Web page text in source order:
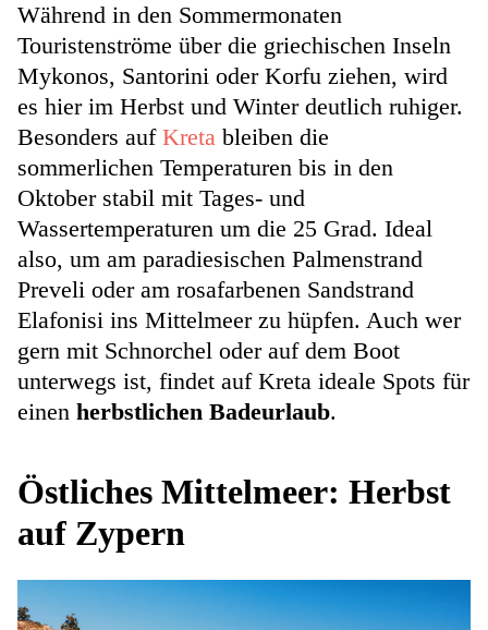
Während in den Sommermonaten
Touristenströme über die griechischen Inseln
Mykonos, Santorini oder Korfu ziehen, wird
es hier im Herbst und Winter deutlich ruhiger.
Besonders auf Kreta bleiben die
sommerlichen Temperaturen bis in den
Oktober stabil mit Tages- und
Wassertemperaturen um die 25 Grad. Ideal
also, um am paradiesischen Palmenstrand
Preveli oder am rosafarbenen Sandstrand
Elafonisi ins Mittelmeer zu hüpfen. Auch wer
gern mit Schnorchel oder auf dem Boot
unterwegs ist, findet auf Kreta ideale Spots für
einen herbstlichen Badeurlaub.
Östliches Mittelmeer: Herbst
auf Zypern